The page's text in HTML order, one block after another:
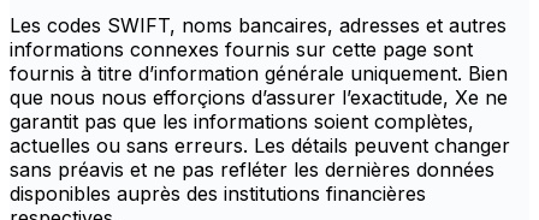
Les codes SWIFT, noms bancaires, adresses et autres
informations connexes fournis sur cette page sont
fournis à titre d’information générale uniquement. Bien
que nous nous efforçions d’assurer l’exactitude, Xe ne
garantit pas que les informations soient complètes,
actuelles ou sans erreurs. Les détails peuvent changer
sans préavis et ne pas refléter les dernières données
disponibles auprès des institutions financières